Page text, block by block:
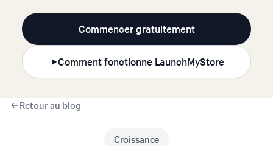
Commencer gratuitement
Comment fonctionne LaunchMyStore
Retour au blog
Croissance